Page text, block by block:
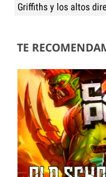
Griffiths y los altos
TE